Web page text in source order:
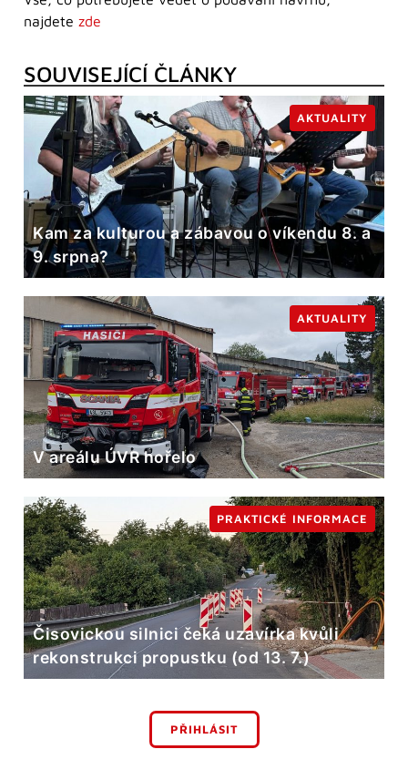
najdete zde
SOUVISEJÍCÍ ČLÁNKY
Kam za kulturou a zábavou o víkendu 8. a
9. srpna?
AKTUALITY
V areálu ÚVR hořelo
AKTUALITY
Čisovickou silnici čeká uzavírka kvůli
rekonstrukci propustku (od 13. 7.)
PRAKTICKÉ INFORMACE
PŘIHLÁSIT